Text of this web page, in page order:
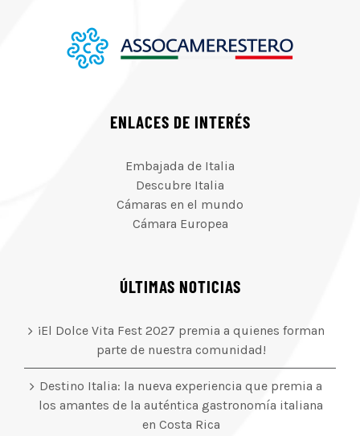
ENLACES DE INTERÉS
Embajada de Italia
Descubre Italia
Cámaras en el mundo
Cámara Europea
ÚLTIMAS NOTICIAS
¡El Dolce Vita Fest 2027 premia a quienes forman
parte de nuestra comunidad!
Destino Italia: la nueva experiencia que premia a
los amantes de la auténtica gastronomía italiana
en Costa Rica